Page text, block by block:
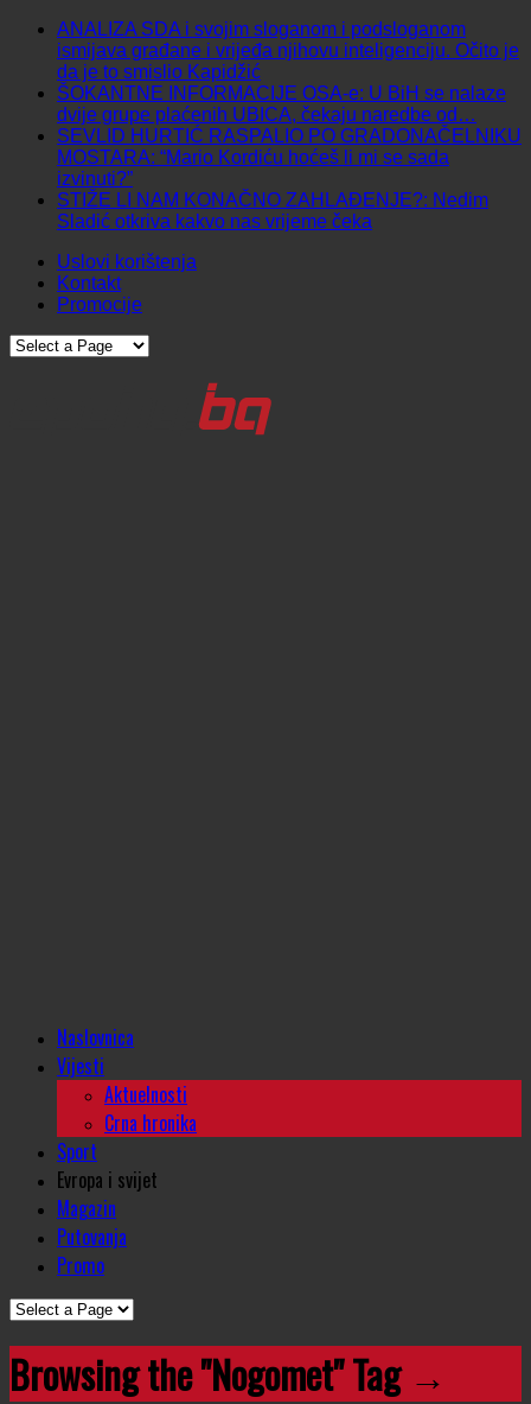
ANALIZA SDA i svojim sloganom i podsloganom
ismijava građane i vrijeđa njihovu inteligenciju. Očito je
da je to smislio Kapidžić
ŠOKANTNE INFORMACIJE OSA-e: U BiH se nalaze
dvije grupe plaćenih UBICA, čekaju naredbe od…
SEVLID HURTIĆ RASPALIO PO GRADONAČELNIKU
MOSTARA: “Mario Kordiću hoćeš li mi se sada
izvinuti?”
STIŽE LI NAM KONAČNO ZAHLAĐENJE?: Nedim
Sladić otkriva kakvo nas vrijeme čeka
Uslovi korištenja
Kontakt
Promocije
Naslovnica
Vijesti
Aktuelnosti
Crna hronika
Sport
Evropa i svijet
Magazin
Putovanja
Promo
Browsing the "Nogomet" Tag →